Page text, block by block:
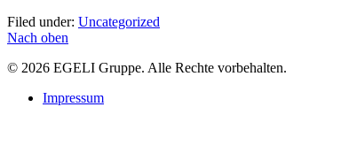
Filed under: Uncategorized
Nach oben
© 2026 EGELI Gruppe. Alle Rechte vorbehalten.
Impressum